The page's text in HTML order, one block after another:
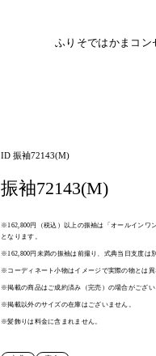
ふりそではかま コン
ID 振袖72143(M)
振袖72143(M)
※162,800円（税込）以上の振袖は「オールインワ
となります。
※162,800円未満の振袖は前撮り、式典当日支度は
※コーディネート小物はイメージで実際の物とは異
※掲載の商品はご成約済み（完売）の場合がござい
※掲載以外のサイズの在庫はございません。
※髪飾りは料金に含まれません。